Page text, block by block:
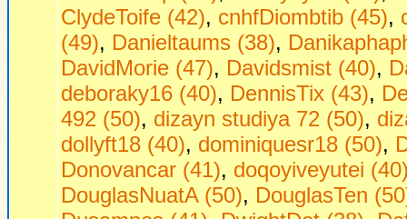
ClydeToife (42), cnhfDiombtib (45),
(49), Danieltaums (38),
DavidMorie (47), Davidsmist (40),
deboraky16 (40), DennisTix (43),
492 (50), dizayn studiya 72 (50),
dollyft18 (40), dominiquesr18 (50),
Donovancar (41), doqoyiveyutei
DouglasNuatA (50), DouglasTen